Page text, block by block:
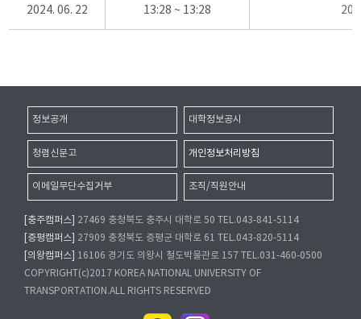
2024. 06. 22 13:28 ~ 13:28
정보공개 대학정보공시
청렴신문고 개인정보처리방침
이메일무단수집거부 조직/직원안내
[충주캠퍼스]
27469 충청북도 충주시 대학로 50 TEL.043-841-5114
[증평캠퍼스]
27909 충청북도 증평군 대학로 61 TEL.043-820-5114
[의왕캠퍼스]
16106 경기도 의왕시 철도박물관로 157 TEL.031-460-0500
COPYRIGHT(c)2017 KOREA NATIONAL UNIVERSITY OF
TRANSPORTATION.ALL RIGHTS RESERVED